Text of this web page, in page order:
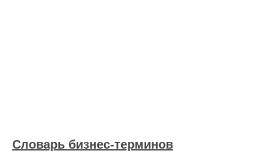
Словарь бизнес-терминов